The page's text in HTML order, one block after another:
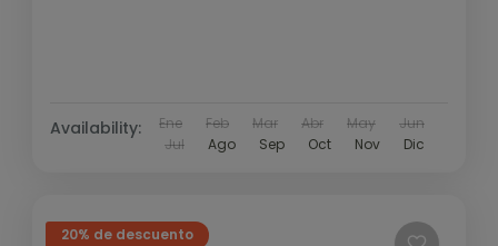
Availability: Ene Feb Mar Abr May
Jun
Jul
Ago Sep Oct Nov Dic
20% de descuento